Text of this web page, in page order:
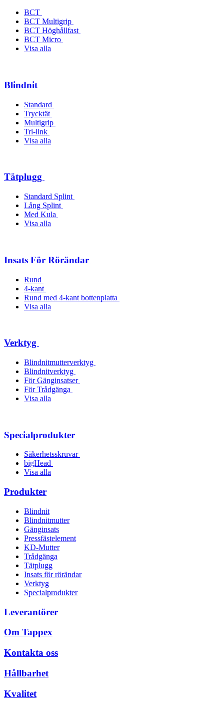
BCT
BCT Multigrip
BCT Höghållfast
BCT Micro
Visa alla
Blindnit
Standard
Trycktät
Multigrip
Tri-link
Visa alla
Tätplugg
Standard Splint
Lång Splint
Med Kula
Visa alla
Insats För Rörändar
Rund
4-kant
Rund med 4-kant bottenplatta
Visa alla
Verktyg
Blindnitmutterverktyg
Blindnitverktyg
För Gänginsatser
För Trådgänga
Visa alla
Specialprodukter
Säkerhetsskruvar
bigHead
Visa alla
Produkter
Blindnit
Blindnitmutter
Gänginsats
Pressfästelement
KD-Mutter
Trådgänga
Tätplugg
Insats för rörändar
Verktyg
Specialprodukter
Leverantörer
Om Tappex
Kontakta oss
Hållbarhet
Kvalitet